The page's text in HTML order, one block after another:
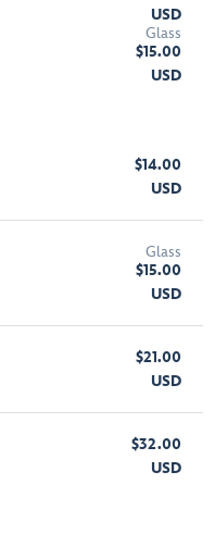
USD
Glass
$15.00
USD
$14.00
USD
Glass
$15.00
USD
$21.00
USD
$32.00
USD